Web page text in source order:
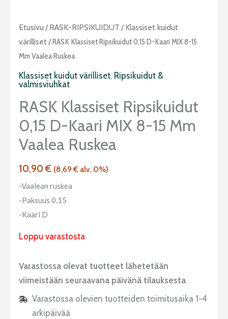
Etusivu / RASK-RIPSIKUIDUT / Klassiset kuidut
värilliset/ RASK Klassiset Ripsikuidut 0,15 D-Kaari MIX 8-15
Mm Vaalea Ruskea
Klassiset kuidut värilliset, Ripsikuidut &
valmisviuhkat
RASK Klassiset Ripsikuidut
0,15 D-Kaari MIX 8-15 Mm
Vaalea Ruskea
10,90€ (8,69€ alv. 0%)
-Vaalean ruskea
-Paksuus 0,15
-Kaari D
Loppu varastosta
Varastossa olevat tuotteet lähetetään
viimeistään seuraavana päivänä tilauksesta
Varastossa olevien tuotteiden toimitusaika 1-4
arkipäivää